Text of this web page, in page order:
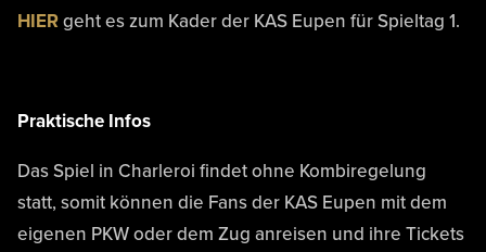
HIERgeht es zum Kader der KAS Eupen für Spieltag 1.
Praktische Infos
Das Spiel in Charleroi findet ohne Kombiregelung
statt, somit können die Fans der KAS Eupen mit dem
eigenen PKW oder dem Zug anreisen und ihre Tickets